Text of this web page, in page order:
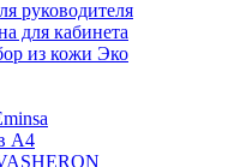
руководителя
для кабинета
из кожи Эко
А4